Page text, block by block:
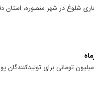
وزیر تعاون، کار و رفاه اجتماعی گفت: از مهرماه امسال خط